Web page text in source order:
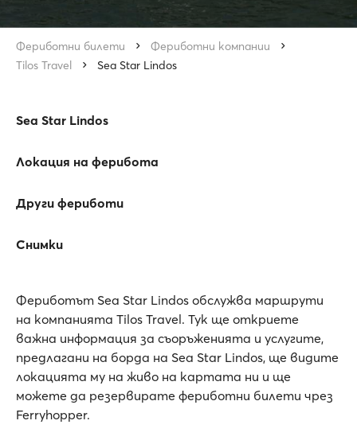
Фериботни билети
Фериботни компании
Tilos Travel
Sea Star Lindos
Sea Star Lindos
Локация на ферибота
Други фериботи
Снимки
Фериботът Sea Star Lindos обслужва маршрути
на компанията Tilos Travel. Тук ще откриете
важна информация за съоръженията и услугите,
предлагани на борда на Sea Star Lindos, ще видите
локацията му на живо на картата ни и ще
можете да резервирате фериботни билети чрез
Ferryhopper.